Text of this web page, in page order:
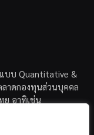
บบ Quantitative &
าดกองทุนส่วนบุคคล
ย อาทิเช่น